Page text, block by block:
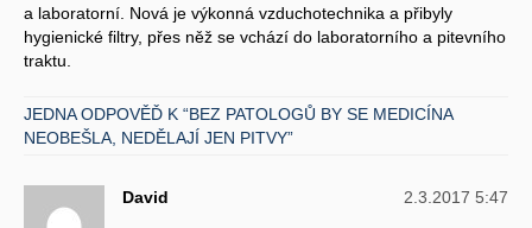
a laboratorní. Nová je výkonná vzduchotechnika a přibyly
hygienické filtry, přes něž se vchází do laboratorního a pitevního
traktu.
JEDNA ODPOVĚĎ K “BEZ PATOLOGŮ BY SE MEDICÍNA
NEOBEŠLA, NEDĚLAJÍ JEN PITVY”
David 2.3.2017 5:47